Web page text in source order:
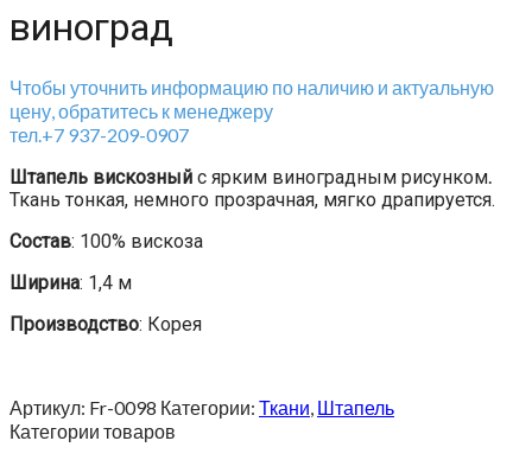
виноград
Чтобы уточнить информацию по наличию и актуальную
цену, обратитесь к менеджеру
тел.+7 937-209-0907
Штапель вискозный с ярким виноградным рисунком.
Ткань тонкая, немного прозрачная, мягко драпируется.
Состав: 100% вискоза
Ширина: 1,4 м
Производство: Корея
Артикул: Fr-0098 Категории: Ткани, Штапель
Категории товаров